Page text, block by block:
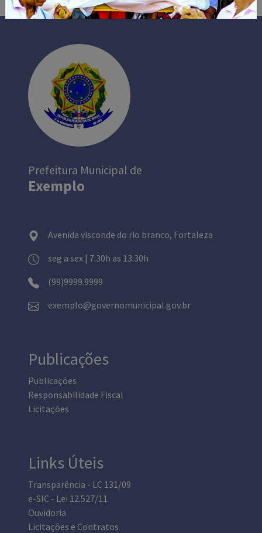
Prefeitura Municipal de
Exemplo
Avenida visconde do rio branco, Fortaleza
seg a sex | 7:30h as 13:30h
(99)9999.9999
exemplo@governomunicipal.gov.br
Publicações
Publicações
Responsabilidade Fiscal
Licitações
Links Úteis
Transparência - LC 131/09
e-SIC - Lei 12.527/11
Ouvidoria
Licitações e Contratos